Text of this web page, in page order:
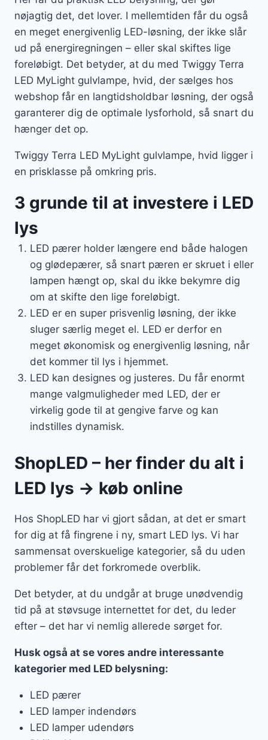
nøjagtig det, det lover. I mellemtiden får du også
en meget energivenlig LED-løsning, der ikke slår
ud på energiregningen – eller skal skiftes lige
foreløbigt. Det betyder, at du med Twiggy Terra
LED MyLight gulvlampe, hvid, der sælges hos
webshop får en langtidsholdbar løsning, der også
garanterer dig de optimale lysforhold, så snart du
hænger det op.
Twiggy Terra LED MyLight gulvlampe, hvid ligger i
en prisklasse på omkring pris.
3 grunde til at investere i LED
lys
LED pærer holder længere end både halogen
og glødepærer, så snart pæren er skruet i eller
lampen hængt op, skal du ikke bekymre dig
om at skifte den lige foreløbigt.
LED er en super prisvenlig løsning, der ikke
sluger særlig meget el. LED er derfor en
meget økonomisk og energivenlig løsning, når
det kommer til lys i hjemmet.
LED kan designes og justeres. Du får enormt
mange valgmuligheder med LED, der er
virkelig gode til at gengive farve og kan
indstilles dynamisk.
ShopLED – her finder du alt i
LED lys → køb online
Hos ShopLED har vi gjort sådan, at det er smart
for dig at få fingrene i ny, smart LED lys. Vi har
sammensat overskuelige kategorier, så du uden
problemer får det forkromede overblik.
Det betyder, at du undgår at bruge unødvendig
tid på at støvsuge internettet for det, du leder
efter – det har vi nemlig allerede sørget for.
Husk også at se vores andre interessante
kategorier med LED belysning:
LED pærer
LED lamper indendørs
LED lamper udendørs